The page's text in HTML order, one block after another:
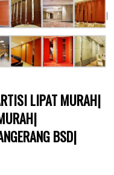
LIPAT MURAH|
BSD|